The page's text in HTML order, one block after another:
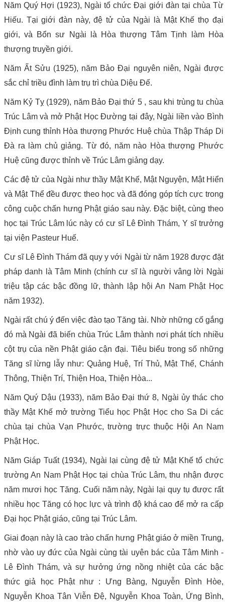
Năm Quý Hợi (1923), Ngài tổ chức Đại giới đàn tại chùa Từ
Hiếu. Tại giới đàn này, đệ tử của Ngài là Mật Khế thọ đại
giới, và Bổn sư Ngài là Hòa thượng Tâm Tịnh làm Hòa
thượng truyền giới.
Năm Ất Sửu (1925), năm Bảo Đại nguyên niên, Ngài được
sắc chỉ triều đình làm trụ trì chùa Diệu Đế.
Năm Kỷ Tỵ (1929), năm Bảo Đại thứ 5 , sau khi trùng tu chùa
Trúc Lâm và mở Phật Học Đường tại đây, Ngài liền vào Bình
Định cung thỉnh Hòa thượng Phước Huệ chùa Thập Tháp Di
Đà ra làm chủ giảng. Từ đó, năm nào Hòa thượng Phước
Huệ cũng được thỉnh về Trúc Lâm giảng dạy.
Các đệ tử của Ngài như thầy Mật Khế, Mật Nguyện, Mật Hiển
và Mật Thể đều được theo học và đã đóng góp tích cực trong
công cuộc chấn hưng Phật giáo sau này. Đặc biệt, cùng theo
học tại Trúc Lâm lúc này có cư sĩ Lê Đình Thám, Y sĩ trưởng
tại viện Pasteur Huế.
Cư sĩ Lê Đình Thám đã quy y với Ngài từ năm 1928 được đặt
pháp danh là Tâm Minh (chính cư sĩ là người vâng lời Ngài
triệu tập các bậc đồng lữ, thành lập hội An Nam Phật Học
năm 1932).
Ngài rất chú ý đến việc đào tạo Tăng tài. Nhờ những cố gắng
đó mà Ngài đã biến chùa Trúc Lâm thành nơi phát tích nhiều
cột trụ của nền Phật giáo cận đại. Tiêu biểu trong số những
Tăng sĩ lừng lẫy như: Quảng Huệ, Trí Thủ, Mật Thể, Chánh
Thông, Thiện Trí, Thiện Hoa, Thiện Hòa...
Năm Quý Dậu (1933), năm Bảo Đại thứ 8, Ngài ủy thác cho
thầy Mật Khế mở trường Tiểu học Phật Học cho Sa Di các
chùa tại chùa Vạn Phước, trường trực thuộc Hội An Nam
Phật Học.
Năm Giáp Tuất (1934), Ngài lại cùng đệ tử Mật Khế tổ chức
trường An Nam Phật Học tại chùa Trúc Lâm, thu nhận được
năm mươi học Tăng. Cuối năm này, Ngài lại quy tụ được rất
nhiều học Tăng có học lực và trình độ khá cao để mở ra cấp
Đại học Phật giáo, cũng tại Trúc Lâm.
Giai đoạn này là cao trào chấn hưng Phật giáo ở miền Trung,
nhờ vào uy đức của Ngài cùng tài uyên bác của Tâm Minh -
Lê Đình Thám, và sự hưởng ứng nồng nhiệt của các bậc
thức giả học Phật như : Ưng Bàng, Nguyễn Đình Hòe,
Nguyễn Khoa Tân Viễn Đệ, Nguyễn Khoa Toàn, Ứng Bình,